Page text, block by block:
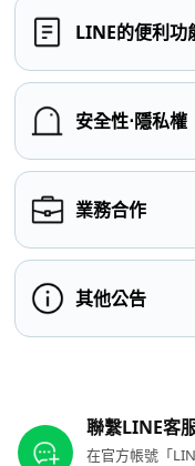
LINE的便利功
安全性⋅隱私權
業務合作
其他公告
聯繫LINE客
在官方帳號「